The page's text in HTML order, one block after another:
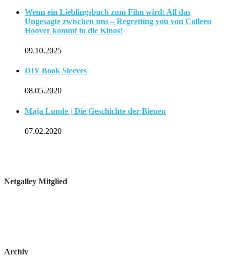
Wenn ein Lieblingsbuch zum Film wird: All das
Ungesagte zwischen uns – Regretting you von Colleen
Hoover kommt in die Kinos!
09.10.2025
DIY Book Sleeves
08.05.2020
Maja Lunde | Die Geschichte der Bienen
07.02.2020
Netgalley Mitglied
Archiv